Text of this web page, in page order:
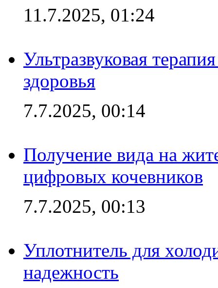
11.7.2025, 01:24
Ультразвуковая
здоровья
7.7.2025, 00:14
Получение вида на
цифровых кочевников
7.7.2025, 00:13
Уплотнитель для
надежность